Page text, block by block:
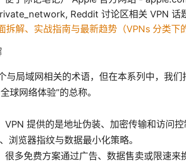
Reddit 讨论区相关 VPN 话
拆解、实战指南与最新趋势（VPNs 分类下
与局域网相关的术语，但在本系列中，我们
球网络体验”的总称。
VPN 提供的是地址伪装、加密传输和访问
浏览器指纹与数据最小化策略。
很多免费方案通过广告、数据售卖或限速来